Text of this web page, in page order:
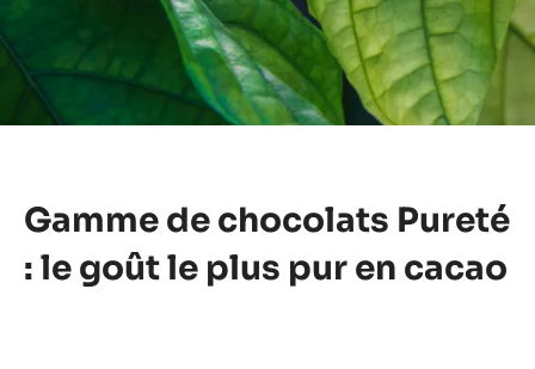
Gamme de chocolats Pureté
: le goût le plus pur en cacao